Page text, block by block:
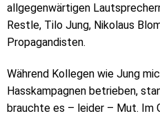
allgegenwärtigen
Restle, Tilo Jung, Nikolaus
Propagandisten.
Während Kollegen wie Jung
Hasskampagnen betrieben,
brauchte es – leider – Mut. Im